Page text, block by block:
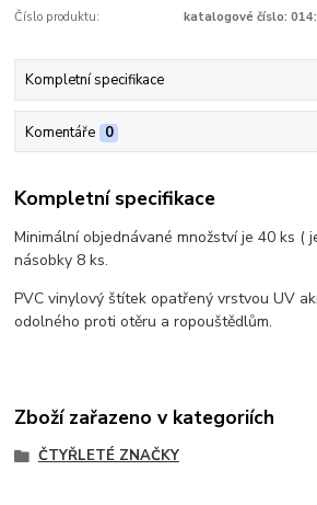
Číslo produktu: katalogové číslo:
Kompletní specifikace
Komentáře 0
Kompletní specifikace
Minimální objednávané množství je 40 ks (
násobky 8 ks.
PVC vinylový štítek opatřený vrstvou UV
odolného proti otěru a ropouštědlům.
Zboží zařazeno v kategoriích
ČTYŘLETÉ ZNAČKY